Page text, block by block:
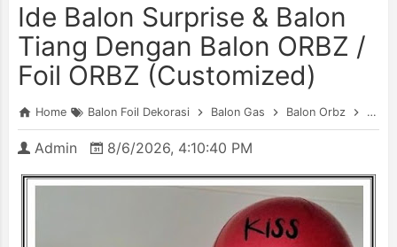
Ide Balon Surprise & Balon
Tiang Dengan Balon ORBZ /
Foil ORBZ (Customized)
Home Balon Foil Dekorasi Balon Gas Balon Orbz
Admin 8/6/2026, 4:10:40 PM